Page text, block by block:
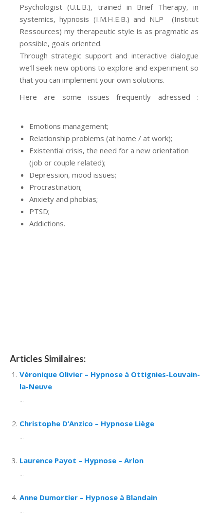
Psychologist (U.L.B.), trained in Brief Therapy, in
systemics, hypnosis (I.M.H.E.B.) and NLP (Institut
Ressources) my therapeutic style is as pragmatic as
possible, goals oriented.
Through strategic support and interactive dialogue
we’ll seek new options to explore and experiment so
that you can implement your own solutions.
Here are some issues frequently adressed :
Emotions management;
Relationship problems (at home / at work);
Existential crisis, the need for a new orientation
(job or couple related);
Depression, mood issues;
Procrastination;
Anxiety and phobias;
PTSD;
Addictions.
Articles Similaires:
Véronique Olivier – Hypnose à Ottignies-Louvain-
la-Neuve
...
Christophe D’Anzico – Hypnose Liège
...
Laurence Payot – Hypnose – Arlon
...
Anne Dumortier – Hypnose à Blandain
...